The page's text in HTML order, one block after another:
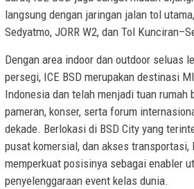
langsung dengan jaringan jalan tol
Sedyatmo, JORR W2, dan Tol
Dengan area indoor dan outdoor seluas
persegi, ICE BSD merupakan destinasi
Indonesia dan telah menjadi tuan rumah
pameran, konser, serta forum
dekade. Berlokasi di BSD City yang
pusat komersial, dan akses transportasi,
memperkuat posisinya sebagai enabler
penyelenggaraan event kelas dunia.